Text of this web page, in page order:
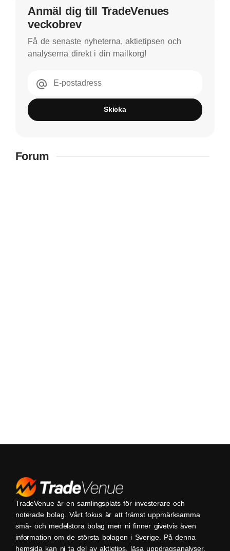
Anmäl dig till TradeVenues
veckobrev
Få de senaste nyheterna, aktietipsen och
analyserna direkt i din mailkorg!
E-postadress
Skicka
Forum
TradeVenue är en samlingsplats för investerare och
noterade bolag. Vårt fokus är att främst uppmärksamma
små- och medelstora bolag men ni finner givetvis även
information om de största bolagen i Sverige. På denna
hemsida kan ni ta del av aktietips, läsa uppdragsanalyser,